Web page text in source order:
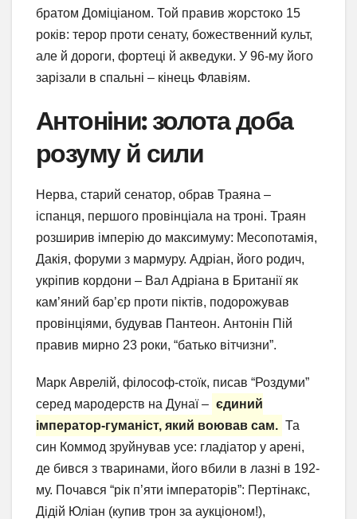
братом Доміціаном. Той правив жорстоко 15
років: терор проти сенату, божественний культ,
але й дороги, фортеці й акведуки. У 96-му його
зарізали в спальні – кінець Флавіям.
Антоніни: золота доба
розуму й сили
Нерва, старий сенатор, обрав Траяна –
іспанця, першого провінціала на троні. Траян
розширив імперію до максимуму: Месопотамія,
Дакія, форуми з мармуру. Адріан, його родич,
укріпив кордони – Вал Адріана в Британії як
кам’яний бар’єр проти піктів, подорожував
провінціями, будував Пантеон. Антонін Пій
правив мирно 23 роки, “батько вітчизни”.
Марк Аврелій, філософ-стоїк, писав “Роздуми”
серед мародерств на Дунаї – єдиний
імператор-гуманіст, який воював сам. Та
син Коммод зруйнував усе: гладіатор у арені,
де бився з тваринами, його вбили в лазні в 192-
му. Почався “рік п’яти імператорів”: Пертінакс,
Дідій Юліан (купив трон за аукціоном!),